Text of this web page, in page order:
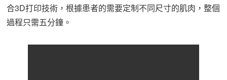
合3D打印技術，根據患者的需要定制不同尺寸的肌肉，整個
過程只需五分鐘。